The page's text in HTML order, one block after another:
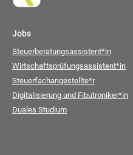
Jobs
Steuerberatungsassistent*in
Wirtschaftsprüfungsassistent*in
Steuerfachangestellte*r
Digitalisierung und Fibutroniker*in
Duales Studium